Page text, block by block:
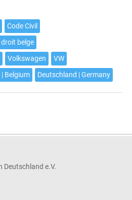
Code Civil
droit belge
Volkswagen
VW
| Belgium Deutschland | Germany
Deutschland e.V.